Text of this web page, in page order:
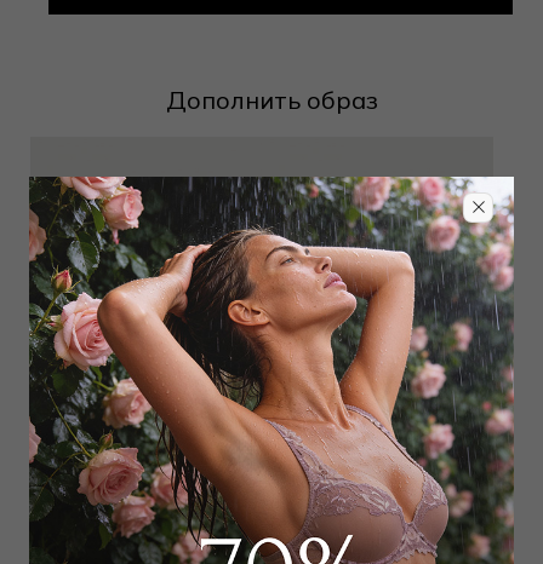
Дополнить образ
Бюстгальтер балконет мягкий
19 000₽
Выбрать размер
Бюстгальтер классический
push-up
20 000₽